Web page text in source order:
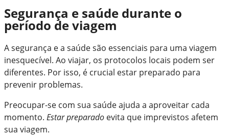
Segurança e saúde durante o
período de viagem
A segurança e a saúde são essenciais para uma viagem
inesquecível. Ao viajar, os protocolos locais podem ser
diferentes. Por isso, é crucial estar preparado para
prevenir problemas.
Preocupar-se com sua saúde ajuda a aproveitar cada
momento. Estar preparado evita que imprevistos afetem
sua viagem.